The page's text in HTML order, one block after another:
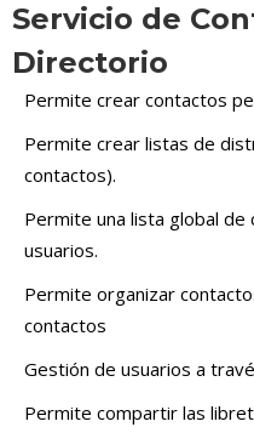
Servicio de
Directorio
Permite crear contactos
Permite crear listas de
contactos).
Permite una lista global
usuarios.
Permite organizar
contactos
Gestión de usuarios a
Permite compartir las